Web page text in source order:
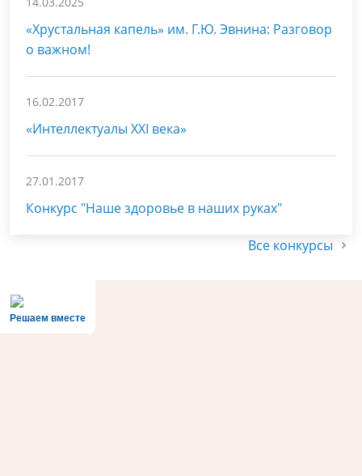
«Хрустальная капель» им. Г.Ю. Эвнина: Разговор
о важном!
16.02.2017
«Интеллектуалы XXI века»
27.01.2017
Конкурс "Наше здоровье в наших руках"
Все конкурсы
Решаем вместе